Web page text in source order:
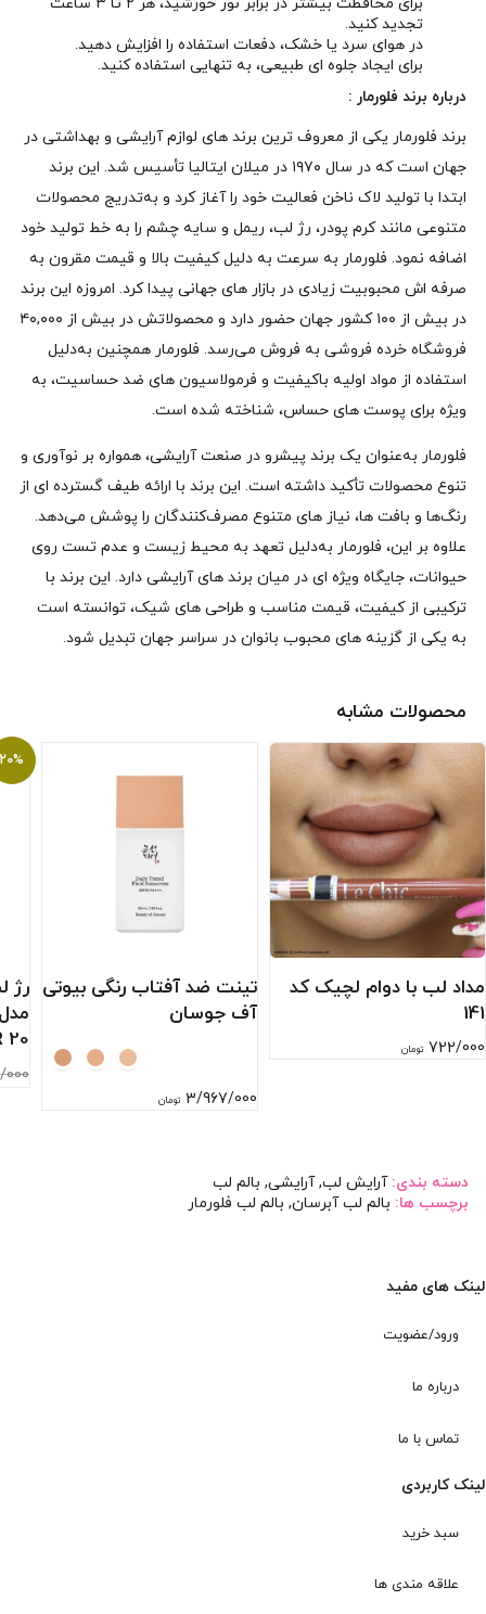
تجدید کنید.
در هوای سرد یا خشک، دفعات استفاده را افزایش دهید.
برای ایجاد جلوه‌ ای طبیعی، به‌ تنهایی استفاده کنید.
درباره برند فلورمار :
برند فلورمار یکی از معروف‌ ترین برند های لوازم آرایشی و بهداشتی در
جهان است که در سال ۱۹۷۰ در میلان ایتالیا تأسیس شد. این برند
ابتدا با تولید لاک ناخن فعالیت خود را آغاز کرد و به‌تدریج محصولات
متنوعی مانند کرم پودر، رژ لب، ریمل و سایه چشم را به خط تولید خود
اضافه نمود. فلورمار به‌ سرعت به دلیل کیفیت بالا و قیمت مقرون‌ به‌
صرفه‌ اش محبوبیت زیادی در بازار های جهانی پیدا کرد. امروزه این برند
در بیش از ۱۰۰ کشور جهان حضور دارد و محصولاتش در بیش از ۴۰,۰۰۰
فروشگاه خرده‌ فروشی به فروش می‌رسد. فلورمار همچنین به‌دلیل
استفاده از مواد اولیه باکیفیت و فرمولاسیون‌ های ضد حساسیت، به‌
ویژه برای پوست‌ های حساس، شناخته شده است.
فلورمار به‌عنوان یک برند پیشرو در صنعت آرایشی، همواره بر نوآوری و
تنوع محصولات تأکید داشته است. این برند با ارائه طیف گسترده‌ ای از
رنگ‌ها و بافت‌ ها، نیاز های متنوع مصرف‌کنندگان را پوشش می‌دهد.
علاوه بر این، فلورمار به‌دلیل تعهد به محیط زیست و عدم تست روی
حیوانات، جایگاه ویژه‌ ای در میان برند های آرایشی دارد. این برند با
ترکیبی از کیفیت، قیمت مناسب و طراحی‌ های شیک، توانسته است
به یکی از گزینه‌ های محبوب بانوان در سراسر جهان تبدیل شود.
محصولات مشابه
مداد لب با دوام لچیک کد
141
722/000 تومان
تینت ضد آفتاب رنگی بیوتی
آف جوسان
3/967/000 تومان
20%
رژ
20
دسته بندی:آرایش لب,آرایشی, بالم لب
برچسب ها: بالم لب آبرسان, بالم لب فلورمار
لینک های مفید
ورود/عضویت
درباره ما
تماس با ما
لینک کاربردی
سبد خرید
علاقه مندی ها